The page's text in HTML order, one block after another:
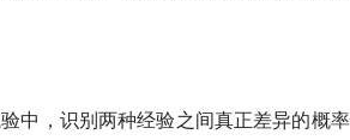
中，识别两种经验之间真正差异的概